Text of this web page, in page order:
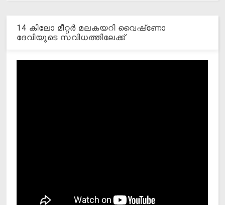
14 കിലോ മീറ്റര്‍ മലകയറി വൈഷ്‌ണോ
ദേവിയുടെ സവിധത്തിലേക്ക്